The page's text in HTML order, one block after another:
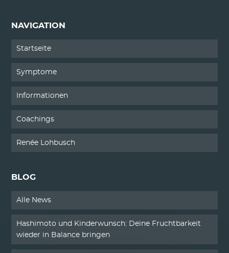
NAVIGATION
Startseite
Symptome
Informationen
Coachings
Renée Lohbusch
BLOG
Alle News
Hashimoto und Kinderwunsch: Deine Fruchtbarkeit
wieder in Balance bringen